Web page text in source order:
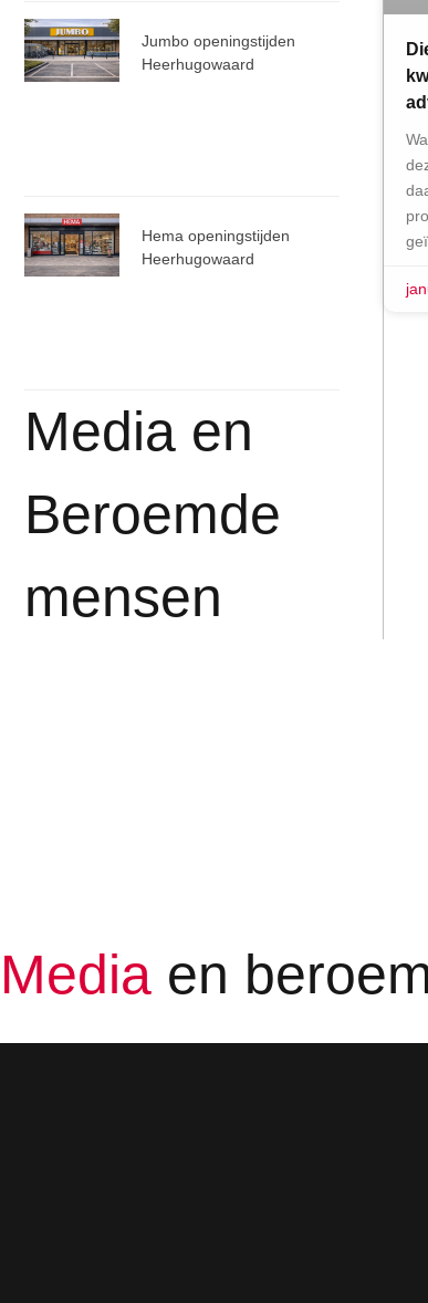
Jumbo openingstijden
Heerhugowaard
Hema openingstijden
Heerhugowaard
Media en
Beroemde
mensen
Media en